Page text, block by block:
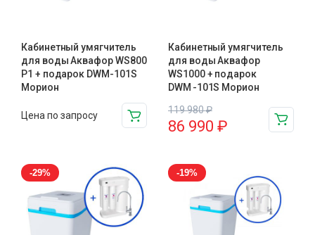
Кабинетный умягчитель
для воды Аквафор WS800
P1 + подарок DWM-101S
Морион
Цена по запросу
Кабинетный умягчитель
для воды Аквафор
WS1000 + подарок
DWM -101S Морион
119 980₽
86 990 ₽
-29% -19%